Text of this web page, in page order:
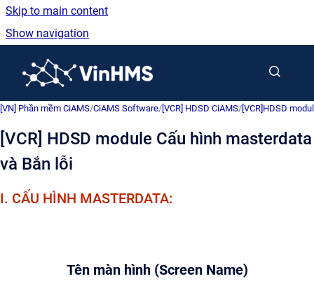
Skip to main content
Show navigation
[VN] Phần mềm CiAMS/CiAMS Software/ [VCR] HDSD CiAMS/ [VCR]HDSD
[VCR] HDSD module Cấu hình masterdata
và Bắn lỗi
I. CẤU HÌNH MASTERDATA:
Tên màn hình (Screen Name)